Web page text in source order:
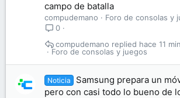
campo de batalla
compudemano
Foro de consolas y
0
Foro de consolas y juegos
hace 11
compudemano
Noticia
Samsung prepara un
pero con casi todo lo bueno de